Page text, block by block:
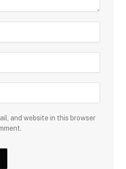
and website in this browser